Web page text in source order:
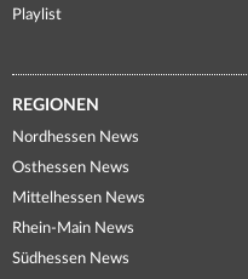
Playlist
REGIONEN
Nordhessen News
Osthessen News
Mittelhessen News
Rhein-Main News
Südhessen News